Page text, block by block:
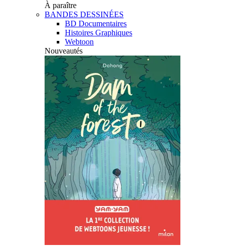
À paraître
BANDES DESSINÉES
BD Documentaires
Histoires Graphiques
Webtoon
Nouveautés